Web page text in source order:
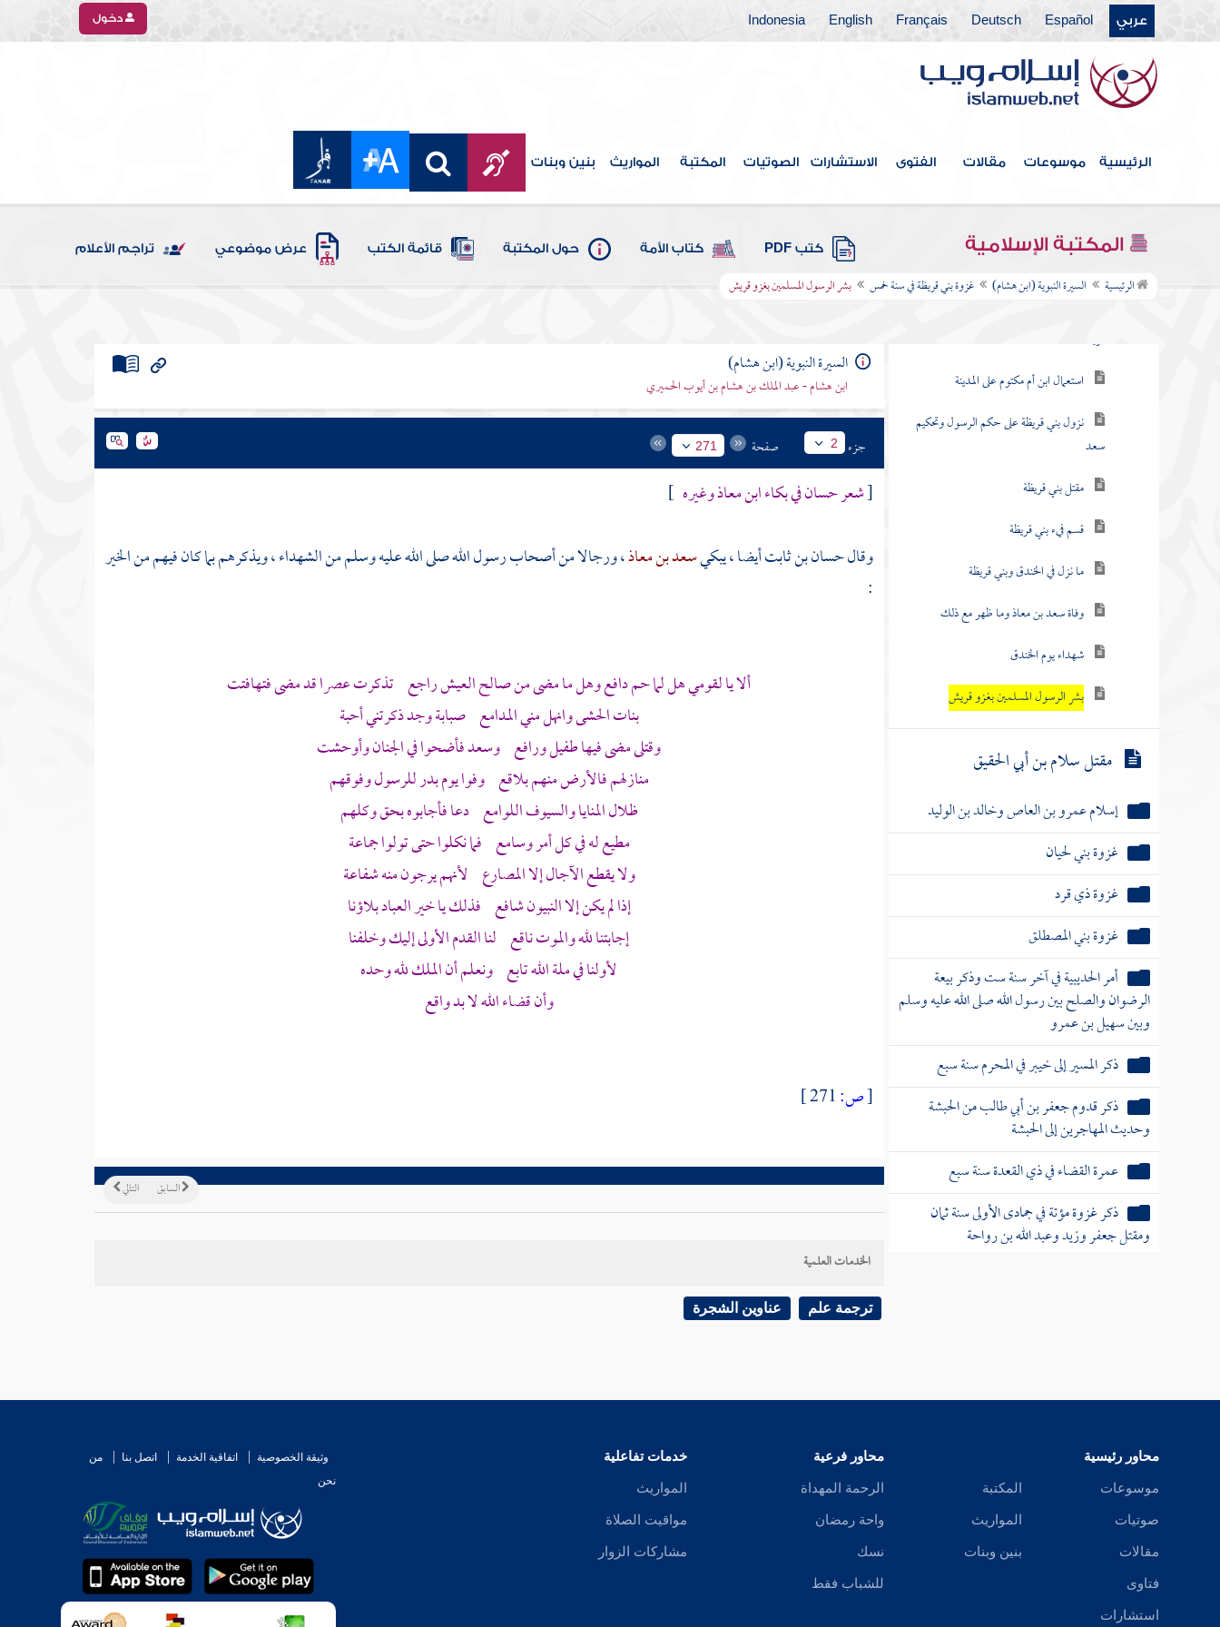
عربي Español
Deutsch
Français
English
Indonesia دخول
الرئيسية موسوعات مقالات الفتوى الاستشارات الصوتيات المكتبة المواريث بنين وبنات
المكتبة الإسلامية كتب PDF كتاب الأمة حول المكتبة قائمة الكتب عرض موضوعي تراجم الأعلام
الرئيسية السيرة النبوية (ابن هشام) غزوة بني قريظة في سنة خمس بشر الرسول المسلمين بغزو قريش
أمر إجلاء بني النضير في سنة أربع
غزوة ذات الرقاع في سنة أربع
غزوة الخندق
غزوة بني قريظة في سنة خمس
قريظة
استعمال ابن أم مكتوم على المدينة
نزول بني قريظة على حكم الرسول وتحكيم
سعد
مقتل بني قريظة
قسم فيء بني قريظة
ما نزل في الخندق وبني قريظة
وفاة سعد بن معاذ وما ظهر مع ذلك
شهداء يوم الخندق
بشر الرسول المسلمين بغزو قريش
مقتل سلام بن أبي الحقيق
إسلام عمرو بن العاص وخالد بن الوليد
غزوة بني لحيان
غزوة ذي قرد
غزوة بني المصطلق
أمر الحديبية في آخر سنة ست وذكر بيعة
الرضوان والصلح بين رسول الله صلى الله عليه وسلم
وبين سهيل بن عمرو
ذكر المسير إلى خيبر في المحرم سنة سبع
ذكر قدوم جعفر بن أبي طالب من الحبشة
وحديث المهاجرين إلى الحبشة
عمرة القضاء في ذي القعدة سنة سبع
ذكر غزوة مؤتة في جمادى الأولى سنة ثمان
ومقتل جعفر وزيد وعبد الله بن رواحة
غزوة حنين في سنة ثمان بعد الفتح
عمرة الرسول من الجعرانة
السيرة النبوية (ابن هشام)
ابن هشام - عبد الملك بن هشام بن أيوب الحميري
جزء 2 صفحة 271
[شعرحسانفي بكاءابن معاذوغيره ]
وقالحسان بن ثابتأيضا ، يبكيسعد بن معاذ، ورجالا من أصحاب رسول الله صلى الله عليه وسلم من الشهداء ، ويذكرهم بما كان فيهم من الخير
:
ألا يا لقومي هل لما حم دافع وهل ما مضى من صالح العيش راجع تذكرت عصرا قد مضى فتهافتت
بنات الحشى وانهل مني المدامع صبابة وجد ذكرتني أحبة
وقتلى مضى فيهاطفيلورافع وسعدفأضحوا في الجنان وأوحشت
منازلهم فالأرض منهم بلاقع وفوا يومبدرللرسول وفوقهم
ظلال المنايا والسيوف اللوامع دعا فأجابوه بحق وكلهم
مطيع له في كل أمر وسامع فما نكلوا حتى تولوا جماعة
ولا يقطع الآجال إلا المصارع لأنهم يرجون منه شفاعة
إذا لم يكن إلا النبيون شافع فذلك يا خير العباد بلاؤنا
إجابتنا لله والموت ناقع لنا القدم الأولى إليك وخلفنا
لأولنا في ملة الله تابع ونعلم أن الملك لله وحده
وأن قضاء الله لا بد واقع
[ص:
التالي السابق
الخدمات العلمية
ترجمة علم عناوين الشجرة
محاور رئيسية
موسوعات
صوتيات
مقالات
فتاوى
استشارات
المكتبة
المواريث
بنين وبنات
محاور فرعية
الرحمة المهداة
واحة رمضان
نسك
للشباب فقط
خدمات تفاعلية
المواريث
مواقيت الصلاة
مشاركات الزوار
وثيقة الخصوصية اتفاقية الخدمة اتصل بنا
من
نحن